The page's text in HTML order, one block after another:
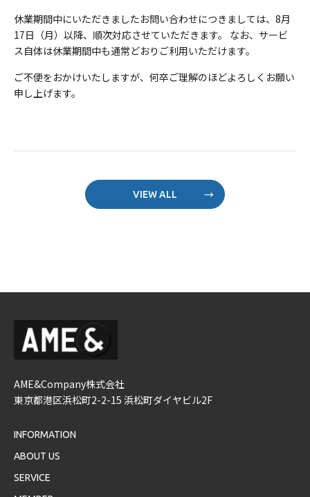
休業期間中にいただきましたお問い合わせにつきましては、8月
17日（月）以降、順次対応させていただきます。 なお、サービ
ス自体は休業期間中も通常どおりご利用いただけます。
ご不便をおかけいたしますが、何卒ご理解のほどよろしくお願い
申し上げます。
VIEW ALL
AME&Company株式会社
東京都港区浜松町2-2-15 浜松町ダイヤビル2F
INFORMATION
ABOUT US
SERVICE